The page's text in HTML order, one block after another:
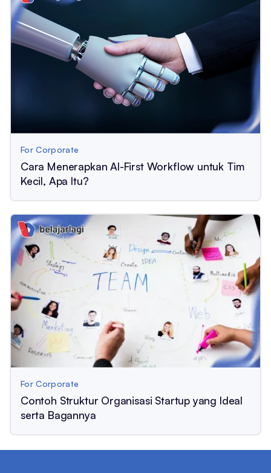
For Corporate
Cara Menerapkan AI-First Workflow untuk Tim
Kecil, Apa Itu?
For Corporate
Contoh Struktur Organisasi Startup yang Ideal
serta Bagannya